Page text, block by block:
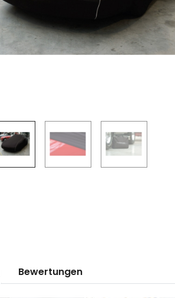
Bewertungen